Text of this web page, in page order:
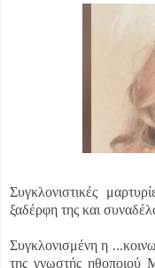
Συγκλονιστικές
ξαδέρφη της και
Συγκλονισμένη η ...
της γνωστής ηθοποιού